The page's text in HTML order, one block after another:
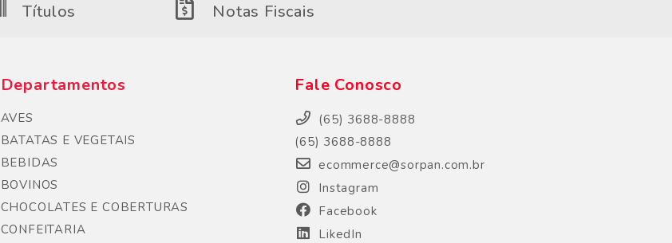
Títulos Notas Fiscais
Departamentos
AVES
BATATAS E VEGETAIS
BEBIDAS
BOVINOS
CHOCOLATES E COBERTURAS
CONFEITARIA
Fale Conosco
(65) 3688-8888
(65) 3688-8888
ecommerce@sorpan.com.br
Instagram
Facebook
LikedIn